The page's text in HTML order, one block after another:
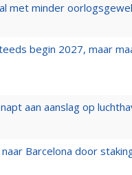
met minder
begin 2027, maar
aan aanslag op
Barcelona door